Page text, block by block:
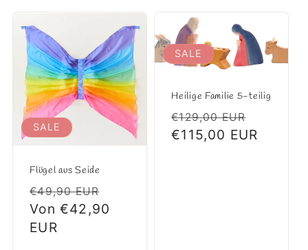
SALE
Flügel aus Seide
Normaler
Preis
€49,90 EUR
Von €42,90
EUR
SALE
Heilige Familie 5-teilig
Normaler
Preis
€129,00 EUR
€115,00 EUR